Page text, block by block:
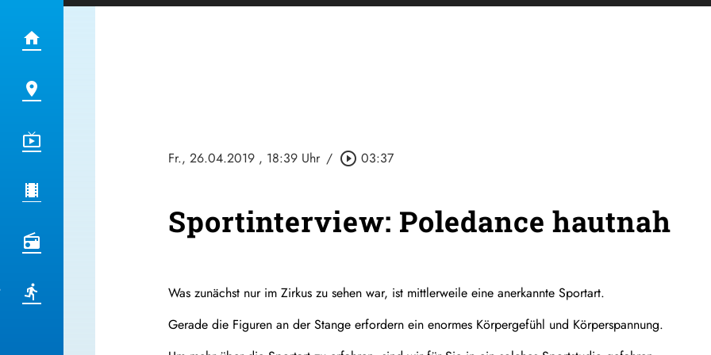
Fr., 26.04.2019 , 18:39 Uhr / play_circle_outline 03:37
Sportinterview: Poledance hautnah
Was zunächst nur im Zirkus zu sehen war, ist mittlerweile eine anerkannte Sportart.
Gerade die Figuren an der Stange erfordern ein enormes Körpergefühl und Körperspannung.